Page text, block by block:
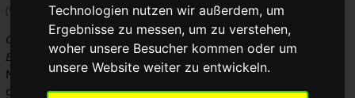
Technologien nutzen wir außerdem, um
Ergebnisse zu messen, um zu verstehen,
woher unsere Besucher kommen oder um
unsere Website weiter zu entwickeln.
(Weitergeleitet vonEinteilige Kurbel
OPC ist die Abkürzung fürOne-Piece-Crankoder zu Deutsch
Einteilige Kurbelbzw.Fauber Kurbel. Sie besteht, wie der
Name bereits vermuten lässt, aus einem einzigen Stück
geschmiedeten Metall, das die linke Kurbel, die Achse und